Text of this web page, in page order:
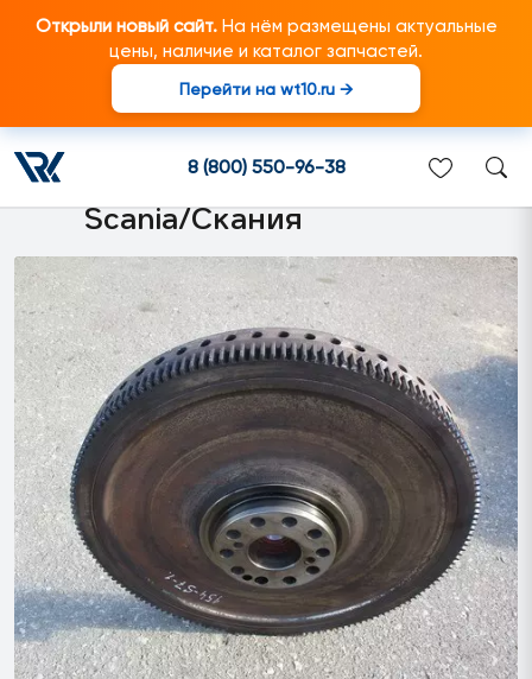
Открыли новый сайт.На нём размещены актуальные
цены, наличие и каталог запчастей.
Перейти на wt10.ru →
8 (800) 550-96-38
1805086 Маховик
двигателя D11,D12 подходит
для грузовиков марки
Scania/Скания